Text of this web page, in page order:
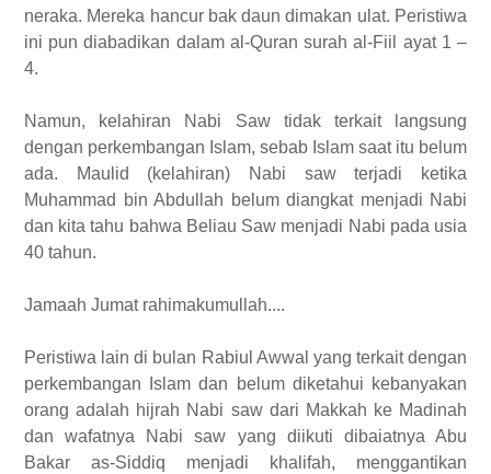
neraka. Mereka hancur bak daun dimakan ulat. Peristiwa
ini pun diabadikan dalam al-Quran surah al-Fiil ayat 1 –
4.
Namun, kelahiran Nabi Saw tidak terkait langsung
dengan perkembangan Islam, sebab Islam saat itu belum
ada. Maulid (kelahiran) Nabi saw terjadi ketika
Muhammad bin Abdullah belum diangkat menjadi Nabi
dan kita tahu bahwa Beliau Saw menjadi Nabi pada usia
40 tahun.
Jamaah Jumat rahimakumullah....
Peristiwa lain di bulan Rabiul Awwal yang terkait dengan
perkembangan Islam dan belum diketahui kebanyakan
orang adalah hijrah Nabi saw dari Makkah ke Madinah
dan wafatnya Nabi saw yang diikuti dibaiatnya Abu
Bakar as-Siddiq menjadi khalifah, menggantikan